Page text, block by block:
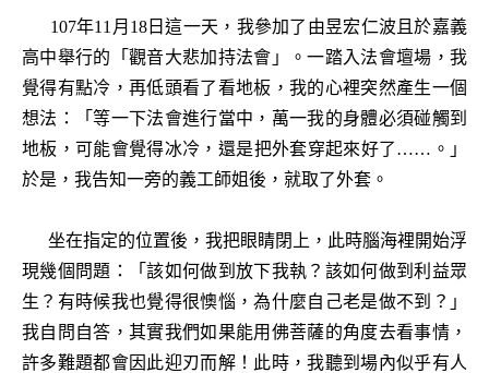
107年11月18日這一天，我參加了由昱宏仁波且於嘉義
高中舉行的「觀音大悲加持法會」。一踏入法會壇場，我
覺得有點冷，再低頭看了看地板，我的心裡突然產生一個
想法：「等一下法會進行當中，萬一我的身體必須碰觸到
地板，可能會覺得冰冷，還是把外套穿起來好了……。」
於是，我告知一旁的義工師姐後，就取了外套。
坐在指定的位置後，我把眼睛閉上，此時腦海裡開始浮
現幾個問題：「該如何做到放下我執？該如何做到利益眾
生？有時候我也覺得很懊惱，為什麼自己老是做不到？」
我自問自答，其實我們如果能用佛菩薩的角度去看事情，
許多難題都會因此迎刃而解！此時，我聽到場內似乎有人